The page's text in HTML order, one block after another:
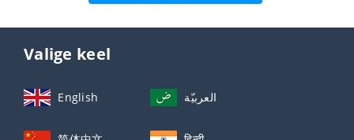
Valige keel
English العربيّة